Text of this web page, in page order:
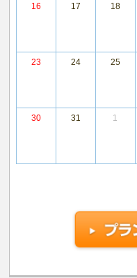
16 17 18
23 24 25
30 31 1